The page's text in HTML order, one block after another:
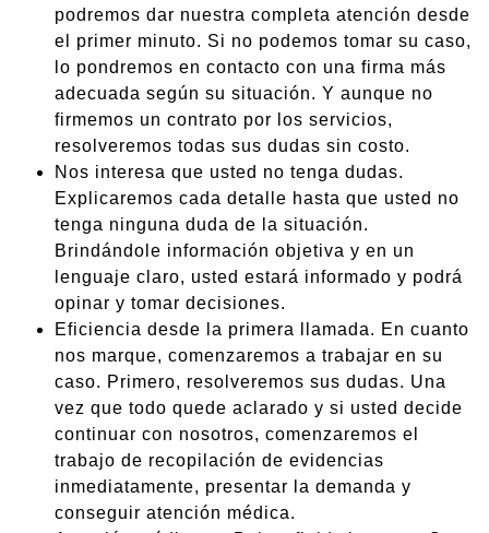
podremos dar nuestra completa atención desde
el primer minuto. Si no podemos tomar su caso,
lo pondremos en contacto con una firma más
adecuada según su situación. Y aunque no
firmemos un contrato por los servicios,
resolveremos todas sus dudas sin costo.
Nos interesa que usted no tenga dudas.
Explicaremos cada detalle hasta que usted no
tenga ninguna duda de la situación.
Brindándole información objetiva y en un
lenguaje claro, usted estará informado y podrá
opinar y tomar decisiones.
Eficiencia desde la primera llamada. En cuanto
nos marque, comenzaremos a trabajar en su
caso. Primero, resolveremos sus dudas. Una
vez que todo quede aclarado y si usted decide
continuar con nosotros, comenzaremos el
trabajo de recopilación de evidencias
inmediatamente, presentar la demanda y
conseguir atención médica.